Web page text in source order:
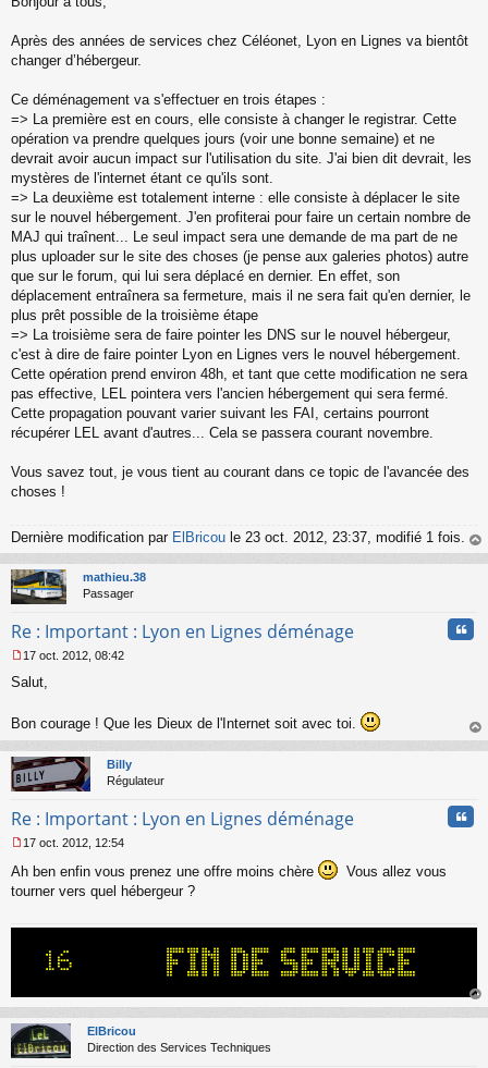
e
s
g
n
o
n
u
Après des années de services chez Céléonet, Lyon en Lignes va bientôt
changer d’hébergeur.
Ce déménagement va s'effectuer en trois étapes :
=> La première est en cours, elle consiste à changer le registrar. Cette
opération va prendre quelques jours (voir une bonne semaine) et ne
devrait avoir aucun impact sur l'utilisation du site. J'ai bien dit devrait, les
mystères de l'internet étant ce qu'ils sont.
=> La deuxième est totalement interne : elle consiste à déplacer le site
sur le nouvel hébergement. J'en profiterai pour faire un certain nombre de
MAJ qui traînent... Le seul impact sera une demande de ma part de ne
plus uploader sur le site des choses (je pense aux galeries photos) autre
que sur le forum, qui lui sera déplacé en dernier. En effet, son
déplacement entraînera sa fermeture, mais il ne sera fait qu'en dernier, le
plus prêt possible de la troisième étape
=> La troisième sera de faire pointer les DNS sur le nouvel hébergeur,
c'est à dire de faire pointer Lyon en Lignes vers le nouvel hébergement.
Cette opération prend environ 48h, et tant que cette modification ne sera
pas effective, LEL pointera vers l'ancien hébergement qui sera fermé.
Cette propagation pouvant varier suivant les FAI, certains pourront
récupérer LEL avant d'autres... Cela se passera courant novembre.
Vous savez tout, je vous tient au courant dans ce topic de l'avancée des
choses !
Dernière modification par ElBricou le 23 oct. 2012, 23:37, modifié 1 fois.
au
mathieu.38
Passager
Re : Important : Lyon en Lignes déménage
e
a
g
e
n
n
u
17 oct. 2012, 08:42
Salut,
Bon courage ! Que les Dieux de l'Internet soit avec toi.
au
Billy
Régulateur
Re : Important : Lyon en Lignes déménage
e
s
n
l
u
17 oct. 2012, 12:54
Ah ben enfin vous prenez une offre moins chère
Vous allez vous
tourner vers quel hébergeur ?
au
ElBricou
Direction des Services Techniques